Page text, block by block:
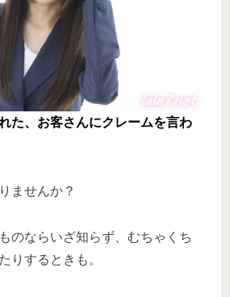
た、お客さんにクレームを言わ
ませんか？
のならいざ知らず、むちゃくち
りするときも。